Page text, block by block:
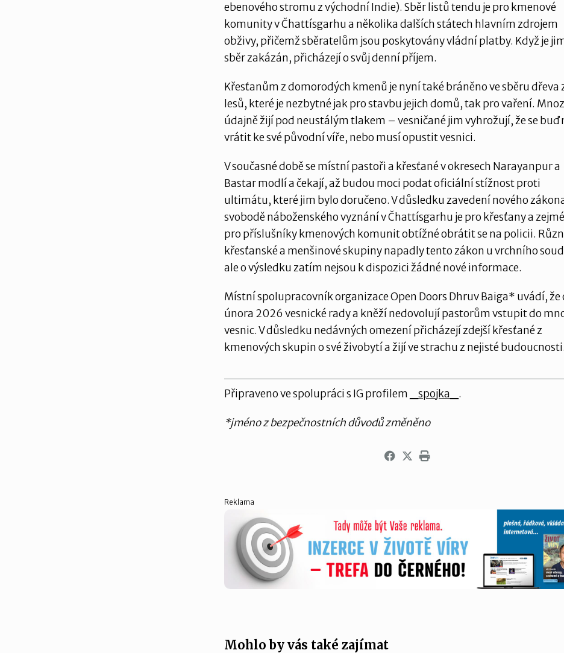
ebenového stromu z východní Indie). Sběr listů tendu je pro kmenové
komunity v Čhattísgarhu a několika dalších státech hlavním zdrojem
obživy, přičemž sběratelům jsou poskytovány vládní platby. Když je
sběr zakázán, přicházejí o svůj denní příjem.
Křesťanům z domorodých kmenů je nyní také bráněno ve sběru dřeva
lesů, které je nezbytné jak pro stavbu jejich domů, tak pro vaření.
údajně žijí pod neustálým tlakem – vesničané jim vyhrožují, že se buď
vrátit ke své původní víře, nebo musí opustit vesnici.
V současné době se místní pastoři a křesťané v okresech Narayanpur a
Bastar modlí a čekají, až budou moci podat oficiální stížnost proti
ultimátu, které jim bylo doručeno. V důsledku zavedení nového
svobodě náboženského vyznání v Čhattísgarhu je pro křesťany a
pro příslušníky kmenových komunit obtížné obrátit se na policii.
křesťanské a menšinové skupiny napadly tento zákon u vrchního
ale o výsledku zatím nejsou k dispozici žádné nové informace.
Místní spolupracovník organizace Open Doors Dhruv Baiga* uvádí, že
února 2026 vesnické rady a kněží nedovolují pastorům vstupit do
vesnic. V důsledku nedávných omezení přicházejí zdejší křesťané z
kmenových skupin o své živobytí a žijí ve strachu z nejisté budoucnosti.
Připraveno ve spolupráci s IG profilem _spojka_ .
*jméno z bezpečnostních důvodů změněno
Reklama
Mohlo by vás také zajímat